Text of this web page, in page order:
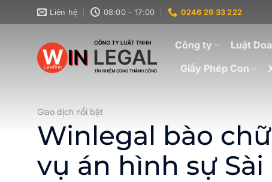
qua
Liên hệ 08:00 - 17:00 0246 29 33 222
Công ty Luật
Giấy Phép Con
Giao dịch nổi bật
Winlegal bào
vụ án hình sự